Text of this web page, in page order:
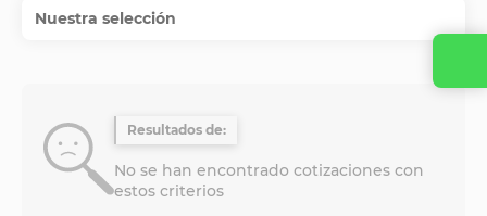
Nuestra selección
Resultados de:
No se han encontrado cotizaciones con
estos criterios